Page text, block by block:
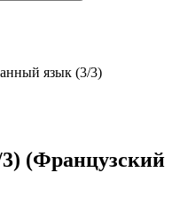
язык (3/3)
(Французский